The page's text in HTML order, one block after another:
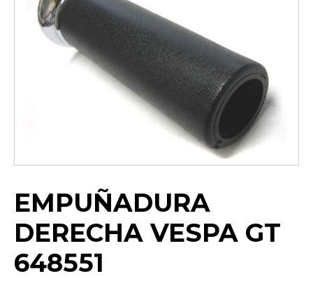
EMPUÑADURA
DERECHA VESPA GT
648551